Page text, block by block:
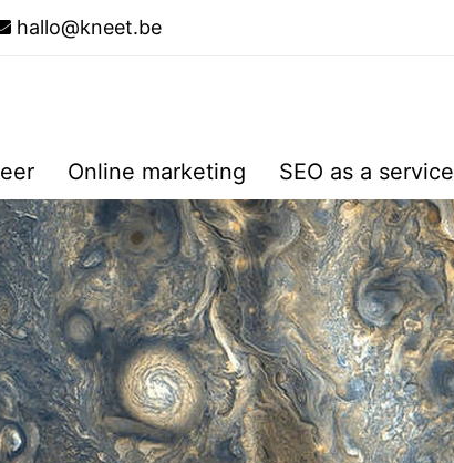
hallo@kneet.be
Online marketing SEO as a service